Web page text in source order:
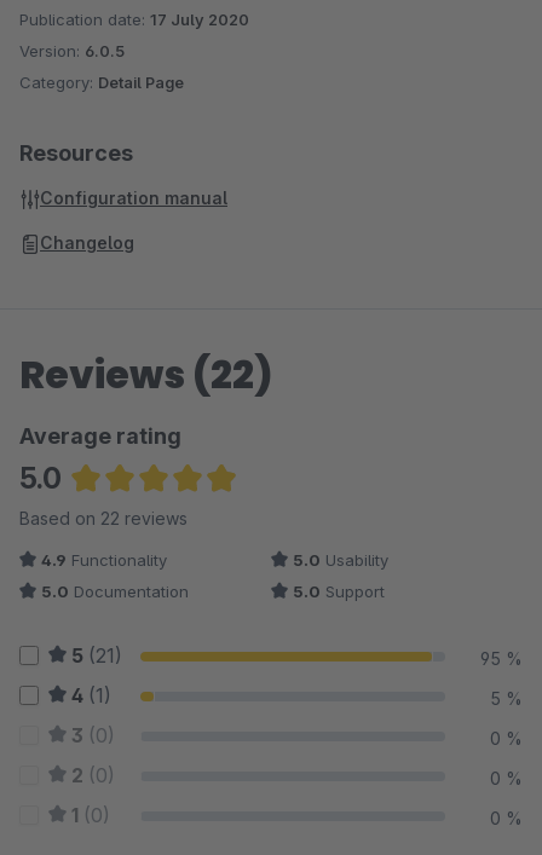
Publication date: 17 July 2020
Version: 6.0.5
Category: Detail Page
Resources
Configuration manual
Changelog
Reviews (22)
Average rating
5.0
Average rating of 4.95 out of 5 stars
Based on 22 reviews
4.9 Functionality 5.0 Usability
5.0 Documentation 5.0 Support
5 (21) 95 %
4 (1) 5 %
3 (0) 0 %
2 (0) 0 %
1 (0) 0 %